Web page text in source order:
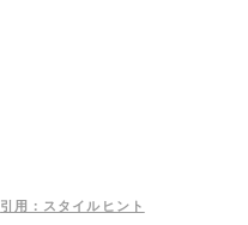
引用：スタイルヒント